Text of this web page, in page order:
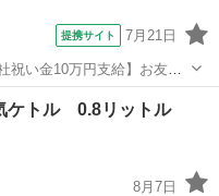
提携サイト 7月21日
い金10万円支給】お友達
休出なしでプライベート充
正社員登用制度あり★1食
ケトル 0.8リットル
8月7日